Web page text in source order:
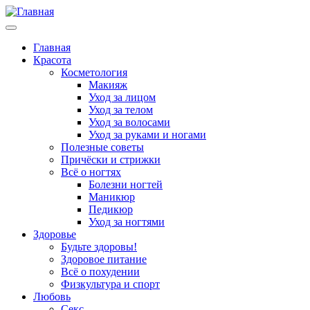
Главная
Красота
Косметология
Макияж
Уход за лицом
Уход за телом
Уход за волосами
Уход за руками и ногами
Полезные советы
Причёски и стрижки
Всё о ногтях
Болезни ногтей
Маникюр
Педикюр
Уход за ногтями
Здоровье
Будьте здоровы!
Здоровое питание
Всё о похудении
Физкультура и спорт
Любовь